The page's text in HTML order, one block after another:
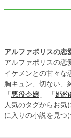
アルファポリスの恋
アルファポリスの恋
イケメンとの甘々な
胸キュン、切ない、
「 悪役令嬢 」 「 婚約
人気のタグからお
に入りの小説を見つ